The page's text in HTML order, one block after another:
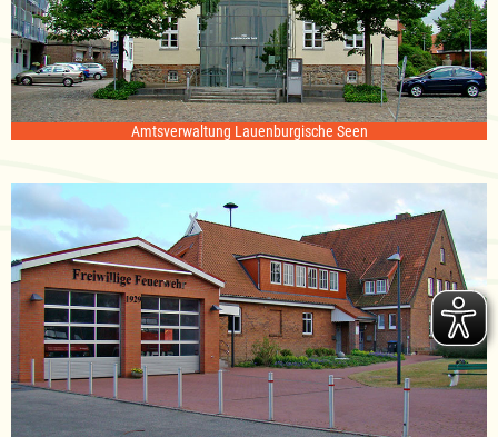
Amtsverwaltung Lauenburgische Seen